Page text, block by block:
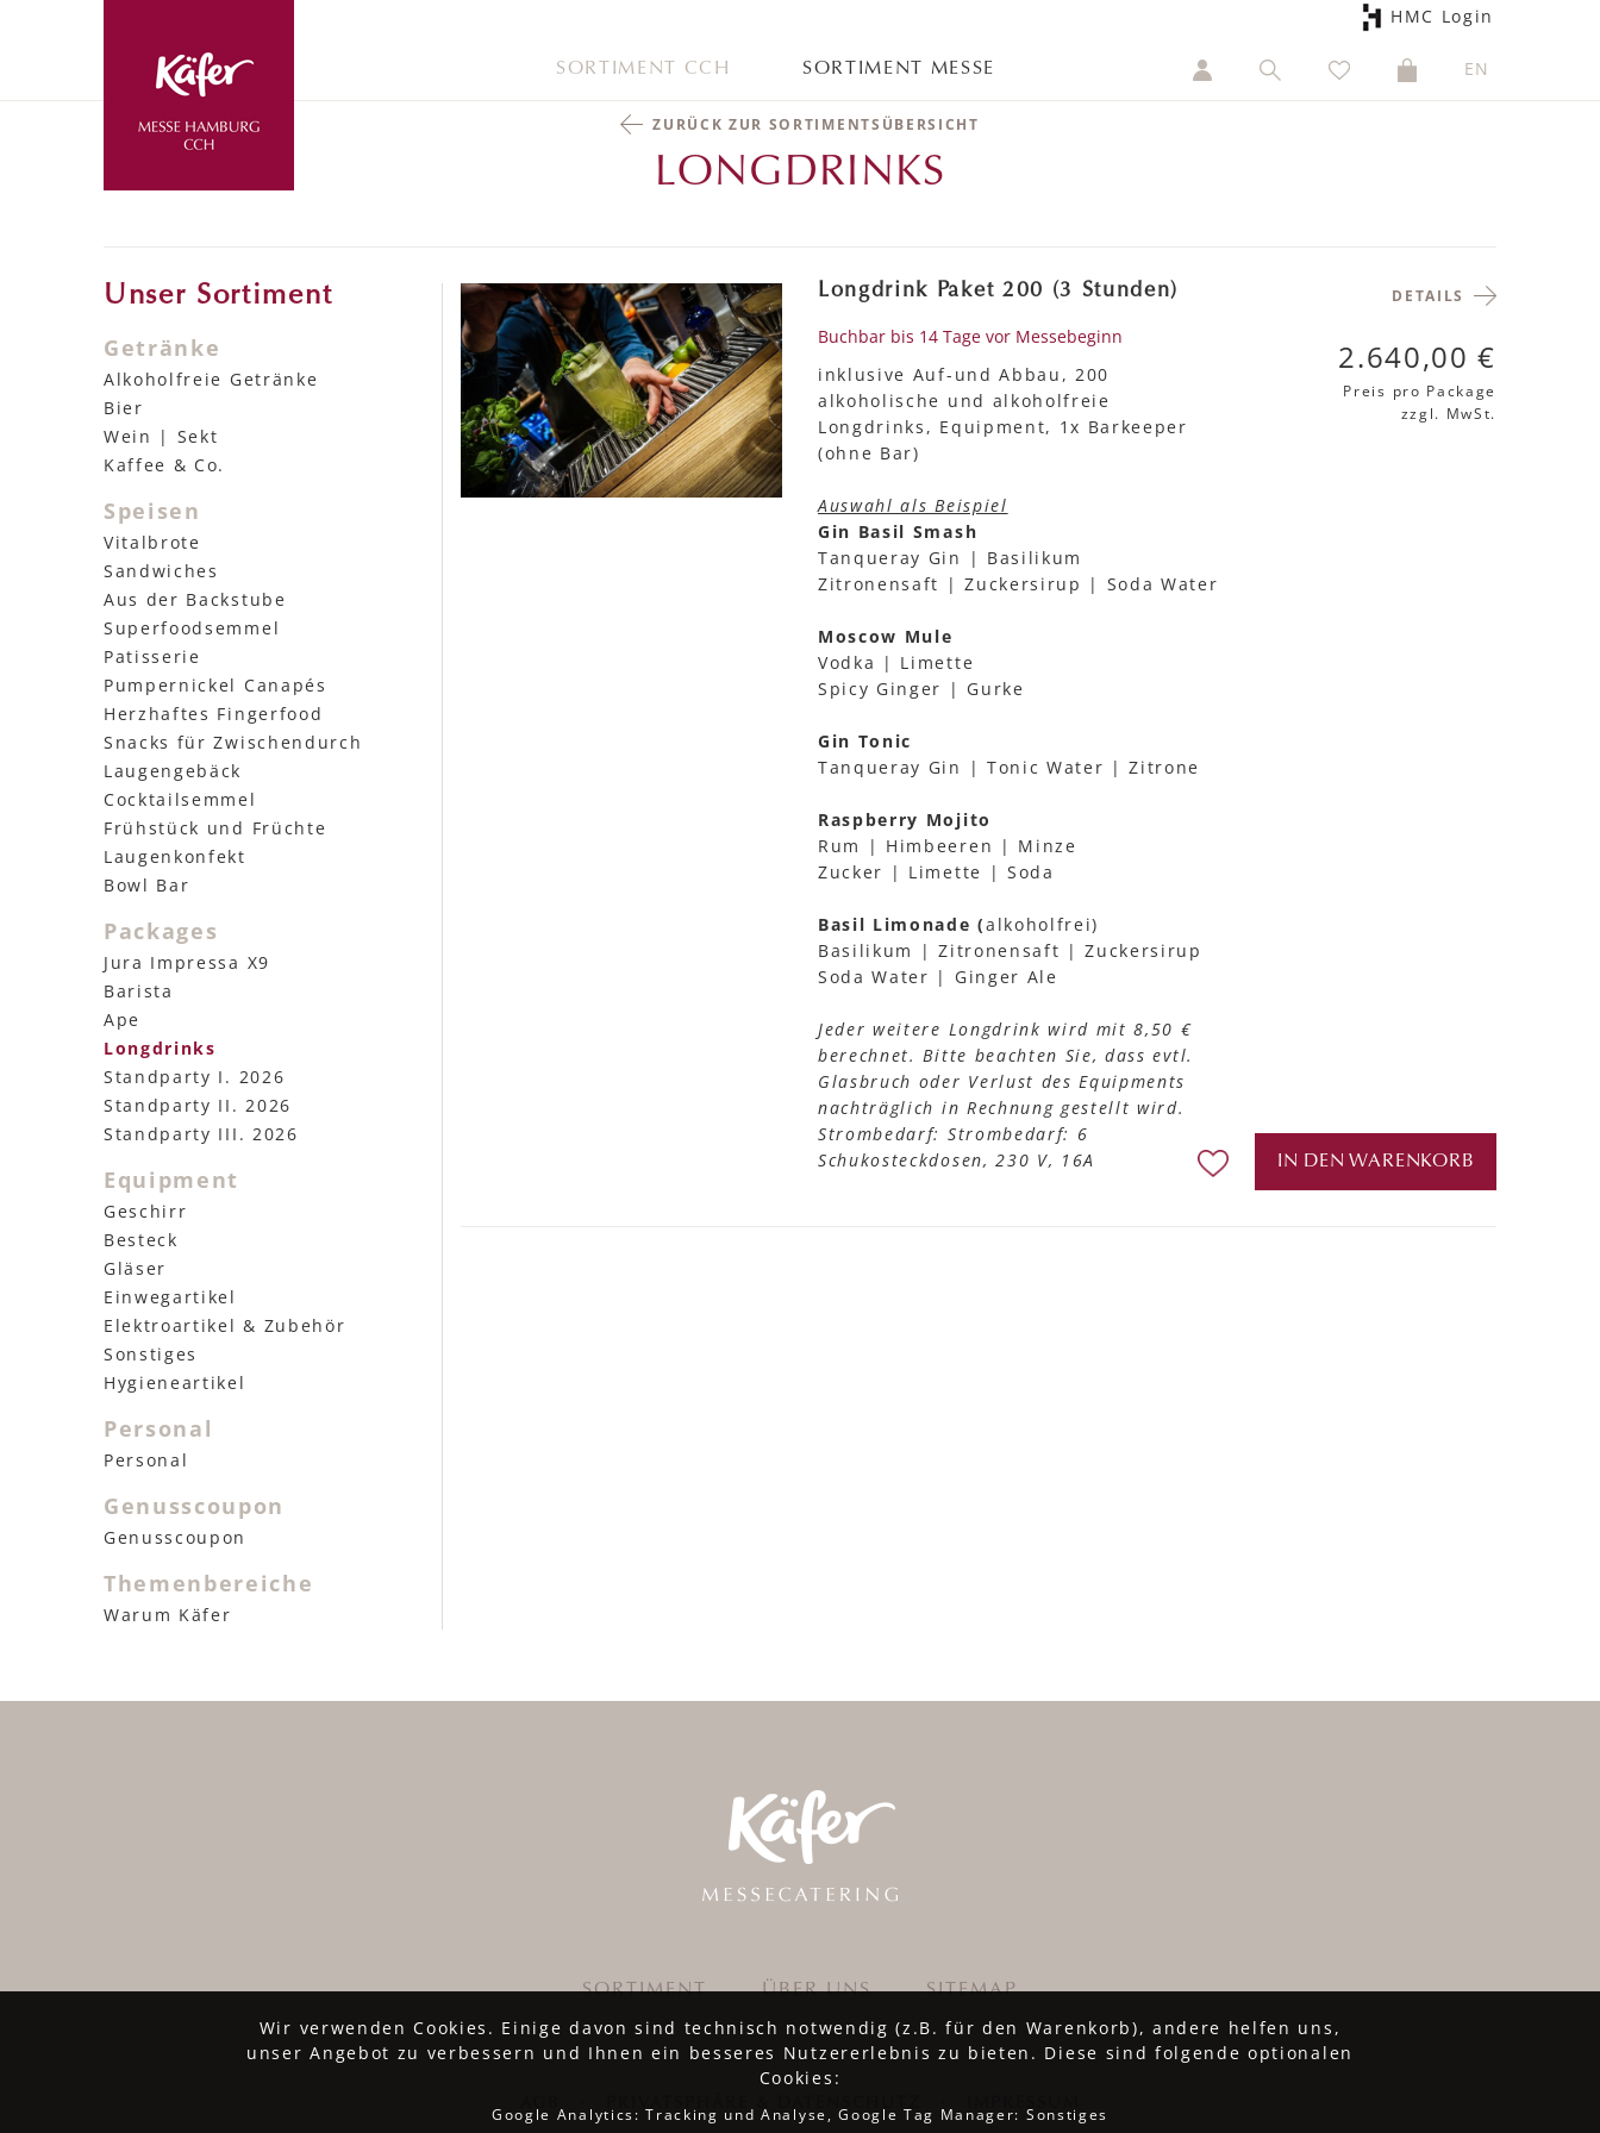
HMC Login
SORTIMENT CCH SORTIMENT MESSE EN
ZURÜCK ZUR SORTIMENTSÜBERSICHT
LONGDRINKS
Unser Sortiment
Getränke
Alkoholfreie Getränke
Bier
Wein | Sekt
Kaffee & Co.
Speisen
Vitalbrote
Sandwiches
Aus der Backstube
Superfoodsemmel
Patisserie
Pumpernickel Canapés
Herzhaftes Fingerfood
Snacks für Zwischendurch
Laugengebäck
Cocktailsemmel
Frühstück und Früchte
Laugenkonfekt
Bowl Bar
Packages
Jura Impressa X9
Barista
Ape
Longdrinks
Standparty I. 2026
Standparty II. 2026
Standparty III. 2026
Equipment
Geschirr
Besteck
Gläser
Einwegartikel
Elektroartikel & Zubehör
Sonstiges
Hygieneartikel
Personal
Personal
Genusscoupon
Genusscoupon
Themenbereiche
Warum Käfer
Longdrink Paket 200 (3 Stunden)
Buchbar bis 14 Tage vor Messebeginn
inklusive Auf-und Abbau, 200
alkoholische und alkoholfreie
Longdrinks, Equipment, 1x Barkeeper
(ohne Bar)
Auswahl als Beispiel
Gin Basil Smash
Tanqueray Gin | Basilikum
Zitronensaft | Zuckersirup | Soda Water
Moscow Mule
Vodka | Limette
Spicy Ginger | Gurke
Gin Tonic
Tanqueray Gin | Tonic Water | Zitrone
Raspberry Mojito
Rum | Himbeeren | Minze
Zucker | Limette | Soda
Basil Limonade (alkoholfrei)
Basilikum | Zitronensaft | Zuckersirup
Soda Water | Ginger Ale
Jeder weitere Longdrink wird mit 8,50 €
berechnet. Bitte beachten Sie, dass evtl.
Glasbruch oder Verlust des Equipments
nachträglich in Rechnung gestellt wird.
Strombedarf: Strombedarf: 6
Schukosteckdosen, 230 V, 16A
DETAILS
2.640,00 €
Preis pro Package
zzgl. MwSt.
IN DEN WARENKORB
SORTIMENT ÜBER UNS SITEMAP
Wir verwenden Cookies. Einige davon sind technisch notwendig (z.B. für den Warenkorb), andere helfen uns,
unser Angebot zu verbessern und Ihnen ein besseres Nutzererlebnis zu bieten. Diese sind folgende optionalen
Cookies:
Google Analytics: Tracking und Analyse, Google Tag Manager: Sonstiges